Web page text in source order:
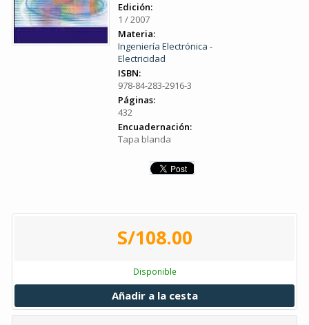
Edición:
1 / 2007
Materia:
Ingeniería Electrónica -
Electricidad
ISBN:
978-84-283-2916-3
Páginas:
432
Encuadernación:
Tapa blanda
S/108.00
Disponible
Añadir a la cesta